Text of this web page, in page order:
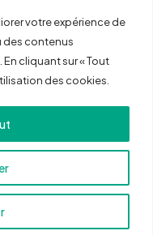
votre expérience de
des contenus
cliquant sur « Tout
des cookies.
légales